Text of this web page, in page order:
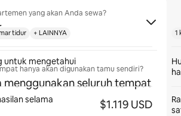
yang akan Anda sewa?
hanya akan digunakan tamu sendiri?
menggunakan seluruh tempat
tidur + LAINNYA
untuk mengetahui
selama
$1.119 USD
1